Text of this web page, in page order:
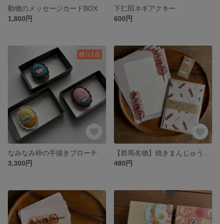
動物のメッセージカードBOX
1,800円
下仁田ネギアクキー
600円
残り1点
なみなみ枠の手描きブローチ
3,300円
480円